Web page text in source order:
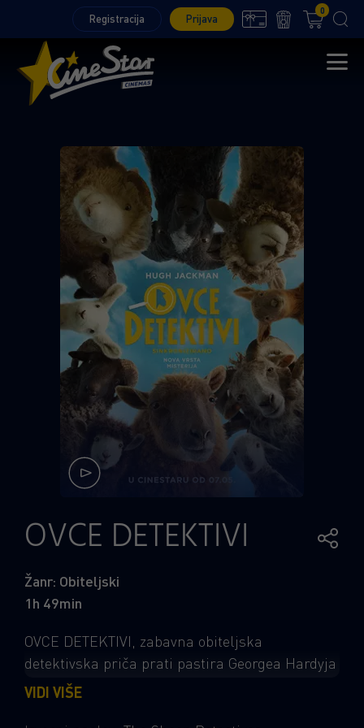
Registracija Prijava
0
OVCE DETEKTIVI
Žanr: Obiteljski
1h 49min
OVCE DETEKTIVI, zabavna obiteljska
detektivska priča prati pastira Georgea Hardyja
(Hugh Jackman) koji obožava svoje ovce i svake
VIDI VIŠE